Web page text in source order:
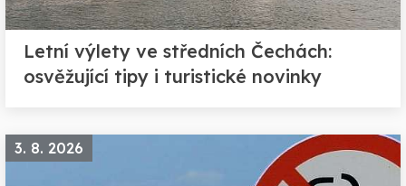
Letní výlety ve středních Čechách:
osvěžující tipy i turistické novinky
3. 8. 2026